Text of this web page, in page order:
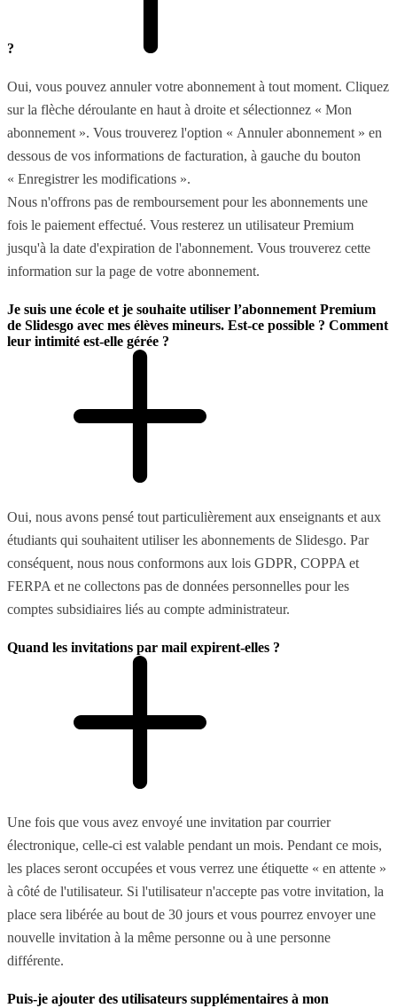
?
Oui, vous pouvez annuler votre abonnement à tout moment. Cliquez
sur la flèche déroulante en haut à droite et sélectionnez « Mon
abonnement ». Vous trouverez l'option « Annuler abonnement » en
dessous de vos informations de facturation, à gauche du bouton
« Enregistrer les modifications ».
Nous n'offrons pas de remboursement pour les abonnements une
fois le paiement effectué. Vous resterez un utilisateur Premium
jusqu'à la date d'expiration de l'abonnement. Vous trouverez cette
information sur la page de votre abonnement.
Je suis une école et je souhaite utiliser l’abonnement Premium
de Slidesgo avec mes élèves mineurs. Est-ce possible ? Comment
leur intimité est-elle gérée ?
Oui, nous avons pensé tout particulièrement aux enseignants et aux
étudiants qui souhaitent utiliser les abonnements de Slidesgo. Par
conséquent, nous nous conformons aux lois GDPR, COPPA et
FERPA et ne collectons pas de données personnelles pour les
comptes subsidiaires liés au compte administrateur.
Quand les invitations par mail expirent-elles ?
Une fois que vous avez envoyé une invitation par courrier
électronique, celle-ci est valable pendant un mois. Pendant ce mois,
les places seront occupées et vous verrez une étiquette « en attente »
à côté de l'utilisateur. Si l'utilisateur n'accepte pas votre invitation, la
place sera libérée au bout de 30 jours et vous pourrez envoyer une
nouvelle invitation à la même personne ou à une personne
différente.
Puis-je ajouter des utilisateurs supplémentaires à mon